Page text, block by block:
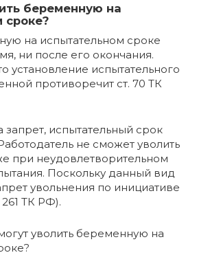
беременную на
сроке?
на испытательном сроке
ни после его окончания.
установление испытательного
противоречит ст. 70 ТК
запрет, испытательный срок
не сможет уволить
при неудовлетворительном
Поскольку данный вид
увольнения по инициативе
261 ТК РФ).
уволить беременную на